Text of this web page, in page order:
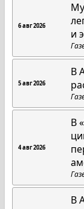
6 авг 2026
и
5 авг 2026
В
4 авг 2026
В
В